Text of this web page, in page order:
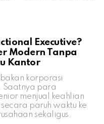
Executive?
Modern Tanpa
Kantor
korporasi
Saatnya para
menjual keahlian
paruh waktu ke
sekaligus.